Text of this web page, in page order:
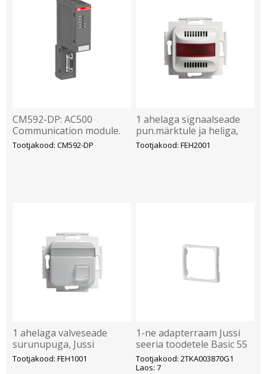
CM592-DP: AC500
Communication module.
PROFIBUS master. 1 serial
interface RS485.
Tootjakood: CM592-DP
1 ahelaga signaalseade
pun.märktule ja heliga,
Jussi
Tootjakood: FEH2001
1 ahelaga valveseade
surunupuga, Jussi
Tootjakood: FEH1001
1-ne adapterraam Jussi
seeria toodetele Basic 55
raami, valge
Tootjakood: 2TKA003870G1
Laos: 7